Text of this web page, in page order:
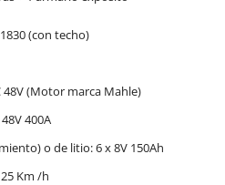
(con techo)
48V (Motor marca Mahle)
400A
o de litio: 6 x 8V 150Ah
Km /h